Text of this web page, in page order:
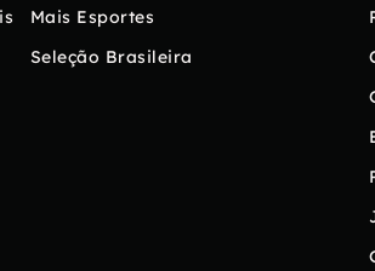
Mais Esportes
Seleção Brasileira